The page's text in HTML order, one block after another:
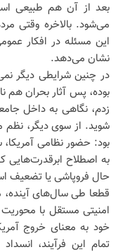
بعد از آن هم طبیعی
می‌شود. بالاخره وقتی
این مسئله در افکار
نشان می‌دهد.
در چنین شرایطی دیگر
بوده، پس آثار بحران
زدم، نگاهی به داخل
شوید. از سوی دیگر،
بود: حضور نظامی آمریکا،
به اصطلاح ابرقدرت‌هایی
حال فروپاشی یا تضعیف
قطعا طی سال‌های آینده،
امنیتی مستقل با
خود به معنای خروج
تمام این فرآیند،